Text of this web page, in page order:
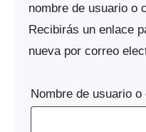
nombre de usuario o
Recibirás un enlace
nueva por correo
Nombre de usuario